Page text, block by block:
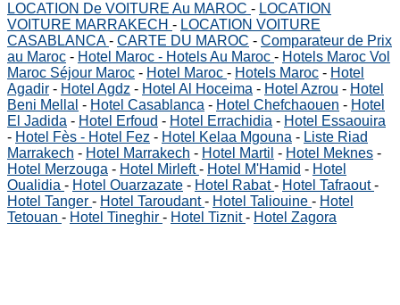
LOCATION De VOITURE Au MAROC - LOCATION
VOITURE MARRAKECH - LOCATION VOITURE
CASABLANCA- CARTE DU MAROC - Comparateur de Prix
au Maroc - Hotel Maroc - Hotels Au Maroc - Hotels Maroc Vol
Maroc Séjour Maroc - Hotel Maroc - Hotels Maroc - Hotel
Agadir - Hotel Agdz - Hotel Al Hoceima - Hotel Azrou - Hotel
Beni Mellal - Hotel Casablanca - Hotel Chefchaouen - Hotel
El Jadida - Hotel Erfoud - Hotel Errachidia - Hotel Essaouira
- Hotel Fès - Hotel Fez - Hotel Kelaa Mgouna - Liste Riad
Marrakech - Hotel Marrakech - Hotel Martil - Hotel Meknes -
Hotel Merzouga - Hotel Mirleft- Hotel M'Hamid - Hotel
Oualidia - Hotel Ouarzazate - Hotel Rabat- Hotel Tafraout-
Hotel Tanger - Hotel Taroudant- Hotel Taliouine - Hotel
Tetouan - Hotel Tineghir - Hotel Tiznit- Hotel Zagora